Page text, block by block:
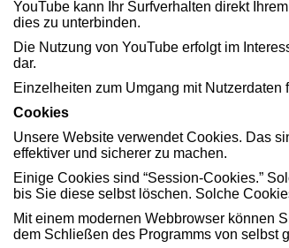
YouTube kann Ihr Surfverhalten direkt
dies zu unterbinden.
Die Nutzung von YouTube erfolgt im
dar.
Einzelheiten zum Umgang mit
Cookies
Unsere Website verwendet Cookies. Das
effektiver und sicherer zu machen.
Einige Cookies sind “Session-Cookies.”
bis Sie diese selbst löschen. Solche
Mit einem modernen Webbrowser können
dem Schließen des Programms von selbst